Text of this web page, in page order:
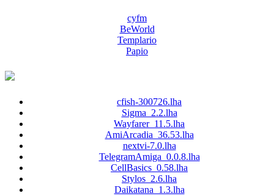
cyfm
BeWorld
Templario
Papio
cfish-300726.lha
Sigma_2.2.lha
Wayfarer_11.5.lha
AmiArcadia_36.53.lha
nextvi-7.0.lha
TelegramAmiga_0.0.8.lha
CellBasics_0.58.lha
Stylos_2.6.lha
Daikatana_1.3.lha